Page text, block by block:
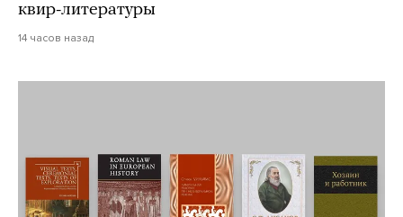
квир-литературы
14 часов назад